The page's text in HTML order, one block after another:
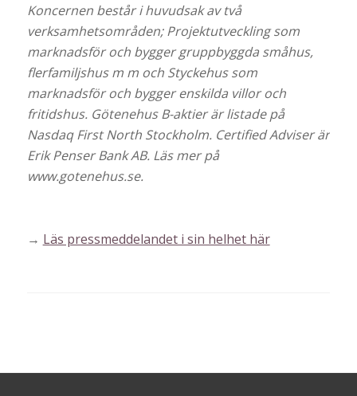
Koncernen består i huvudsak av två
verksamhetsområden; Projektutveckling som
marknadsför och bygger gruppbyggda småhus,
flerfamiljshus m m och Styckehus som
marknadsför och bygger enskilda villor och
fritidshus. Götenehus B-aktier är listade på
Nasdaq First North Stockholm. Certified Adviser är
Erik Penser Bank AB. Läs mer på
www.gotenehus.se.
→ Läs pressmeddelandet i sin helhet här